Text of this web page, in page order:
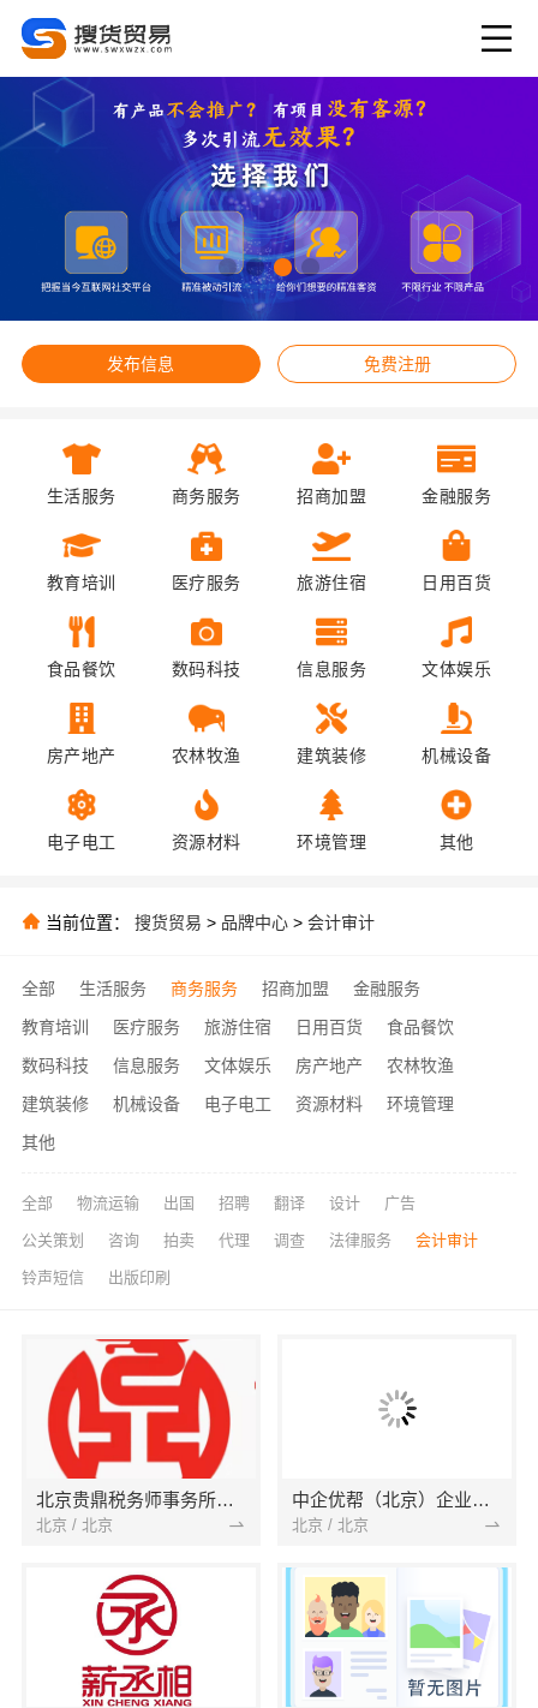
发布信息 免费注册
生活服务 商务服务 招商加盟 金融服务
教育培训 医疗服务 旅游住宿 日用百货
食品餐饮 数码科技 信息服务 文体娱乐
房产地产 农林牧渔 建筑装修 机械设备
电子电工 资源材料 环境管理 其他
当前位置： 搜货贸易 > 品牌中心 > 会计审计
全部 生活服务 商务服务 招商加盟
金融服务
教育培训
医疗服务 旅游住宿 日用百货
食品餐饮
数码科技
信息服务 文体娱乐 房产地产
农林牧渔
建筑装修
机械设备 电子电工 资源材料
环境管理
其他
全部 物流运输 出国 招聘 翻译 设计 广告
公关策划 咨询 拍卖 代理 调查 法律服务 会计审计
铃声短信 出版印刷
北京贵鼎税务师事务所有限公司
北京 / 北京
中企优帮（北京）企业管理有限公司
北京 / 北京